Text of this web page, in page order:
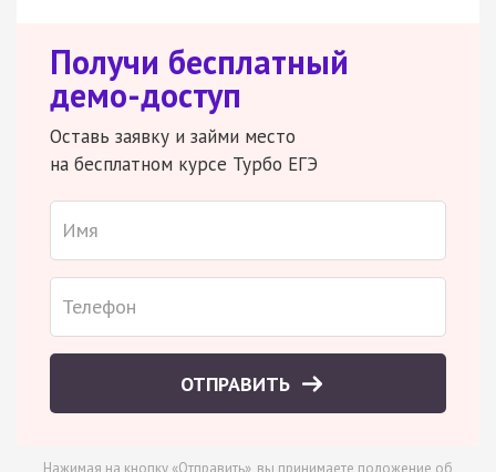
Получи бесплатный
демо-доступ
Оставь заявку и займи место
на бесплатном курсе Турбо ЕГЭ
ОТПРАВИТЬ
Нажимая на кнопку «Отправить», вы принимаете положение об